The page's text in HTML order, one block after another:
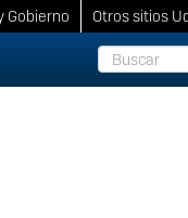
Gobierno
Otros sitios
Buscar